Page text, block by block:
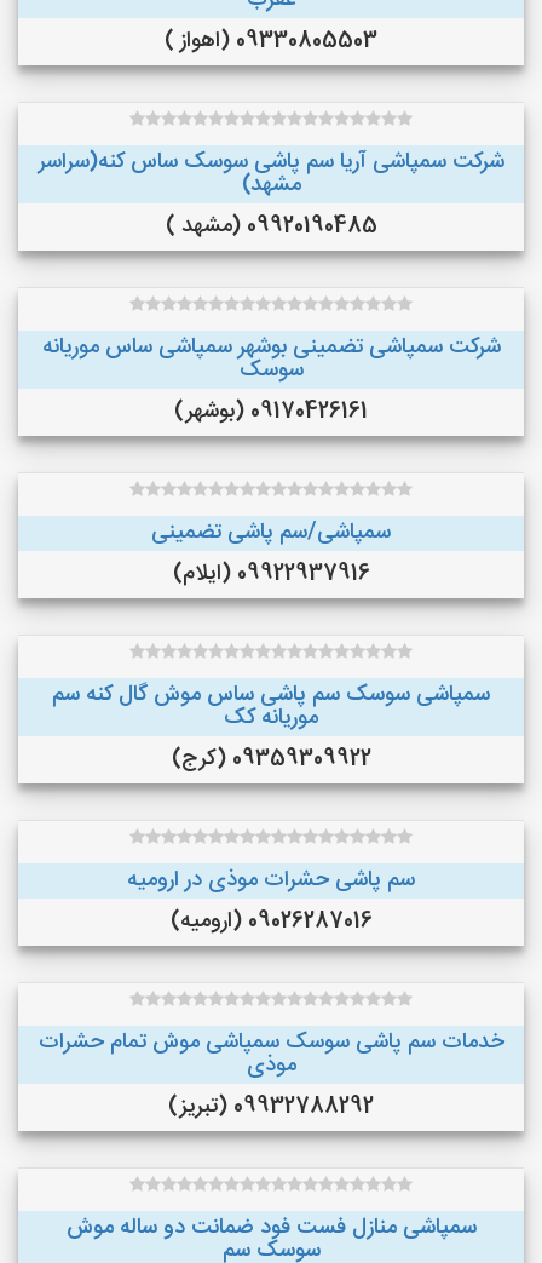
09330805503 (اهواز )
شرکت سمپاشی آریا سم پاشی سوسک ساس کنه(سراسر
مشهد)
09920190485 (مشهد )
شرکت سمپاشی تضمینی بوشهر سمپاشی ساس موریانه
سوسک
09170426161 (بوشهر)
سمپاشی/سم پاشی تضمینی
09922937916 (ایلام)
سمپاشی سوسک سم پاشی ساس موش گال کنه سم
موریانه کک
09359309922 (کرج)
سم پاشی حشرات موذی در ارومیه
09026287016 (ارومیه)
خدمات سم پاشی سوسک سمپاشی موش تمام حشرات
موذی
09932788292 (تبریز)
سمپاشی منازل فست فود ضمانت دو ساله موش
سوسک سم